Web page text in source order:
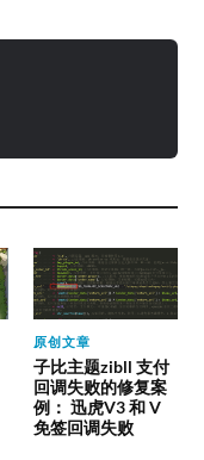
原创文章
子比主题zibll 支付
回调失败的修复案
例： 迅虎V3 和 V
免签回调失败